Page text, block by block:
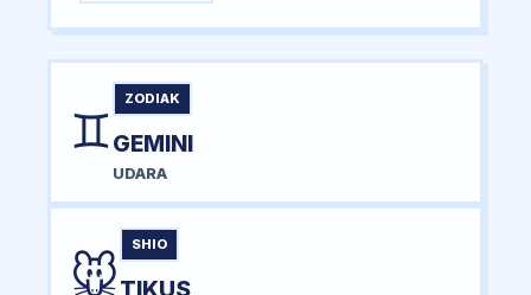
♊
ZODIAK
GEMINI
UDARA
🐭
SHIO
TIKUS